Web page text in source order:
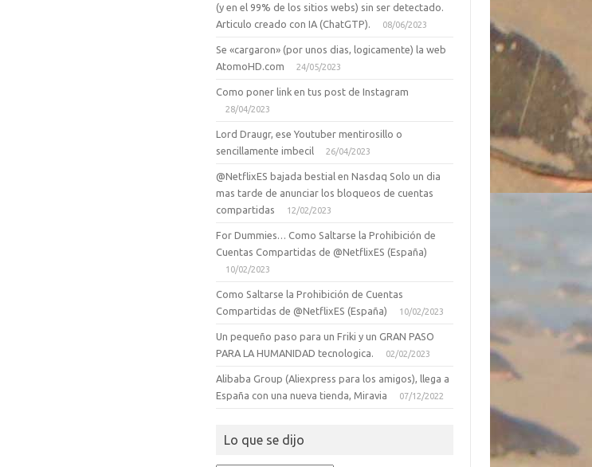
(y en el 99% de los sitios webs) sin ser detectado.
Articulo creado con IA (ChatGTP).
08/06/2023
Se «cargaron» (por unos dias, logicamente) la web
AtomoHD.com
24/05/2023
Como poner link en tus post de Instagram
28/04/2023
Lord Draugr, ese Youtuber mentirosillo o
sencillamente imbecil
26/04/2023
@NetflixES bajada bestial en Nasdaq Solo un dia
mas tarde de anunciar los bloqueos de cuentas
compartidas
12/02/2023
For Dummies… Como Saltarse la Prohibición de
Cuentas Compartidas de @NetflixES (España)
10/02/2023
Como Saltarse la Prohibición de Cuentas
Compartidas de @NetflixES (España)
10/02/2023
Un pequeño paso para un Friki y un GRAN PASO
PARA LA HUMANIDAD tecnologica.
02/02/2023
Alibaba Group (Aliexpress para los amigos), llega a
España con una nueva tienda, Miravia
07/12/2022
Lo que se dijo